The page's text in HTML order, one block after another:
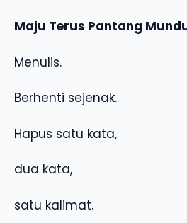
Maju Terus Pantang
Menulis.
Berhenti sejenak.
Hapus satu kata,
dua kata,
satu kalimat.